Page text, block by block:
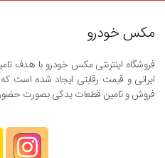
مکس خودرو
فروشگاه اینترنتی مکس خودرو با هدف
فروش و تامین قطعات یدکی بصورت